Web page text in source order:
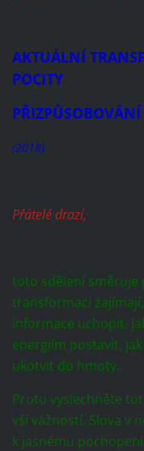
AKTUÁLNÍ
POCITY
(2018)
Přátelé drazí,
toto sdělení směruje
transformaci
informace uchopit,
energiím postavit,
ukotvit do hmoty.
Proto vyslechněte
vší vážností. Slova v
k jasnému